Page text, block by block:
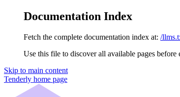
Documentation Index
Fetch the complete documentation index at: /
Use this file to discover all available pages before
Skip to main content
Tenderly home page